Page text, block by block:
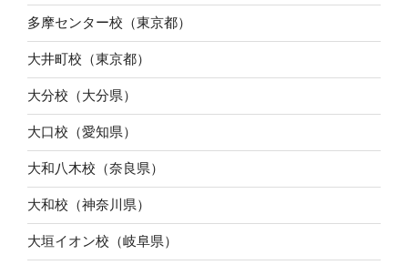
多摩センター校（東京都）
大井町校（東京都）
大分校（大分県）
大口校（愛知県）
大和八木校（奈良県）
大和校（神奈川県）
大垣イオン校（岐阜県）